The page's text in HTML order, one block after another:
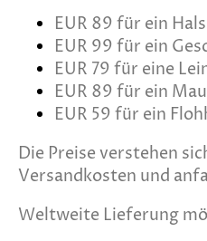
EUR 89 für ein
EUR 99 für ein
EUR 79 für eine
EUR 89 für ein
EUR 59 für ein
Die Preise verstehen
Versandkosten und
Weltweite Lieferung